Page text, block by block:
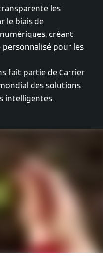
les
le biais de
créant
pour les
fait partie de Carrier
des solutions
intelligentes.